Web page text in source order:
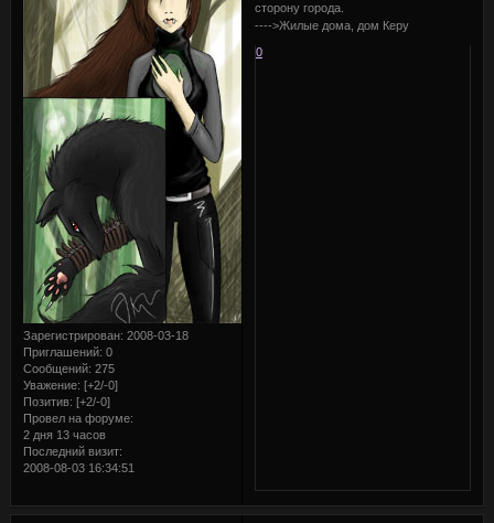
Зарегистрирован: 2008-03-18
Приглашений: 0
Сообщений: 275
Уважение: [+2/-0]
Позитив: [+2/-0]
Провел на форуме:
2 дня 13 часов
Последний визит:
2008-08-03 16:34:51
сторону города.
---->Жилые дома, дом Керу
0